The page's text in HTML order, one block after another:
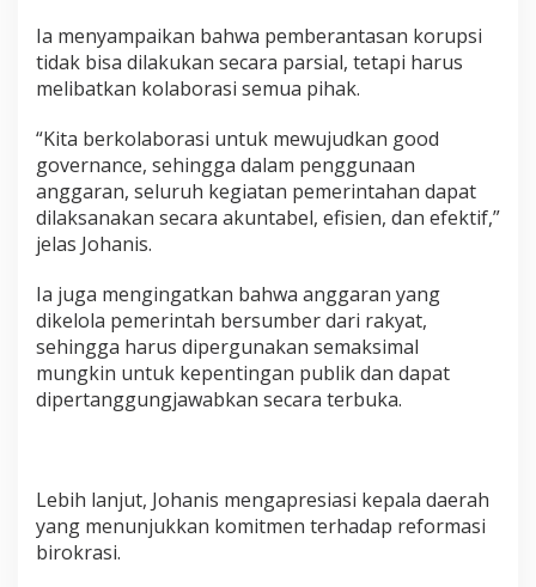
Ia menyampaikan bahwa pemberantasan korupsi
tidak bisa dilakukan secara parsial, tetapi harus
melibatkan kolaborasi semua pihak.
“Kita berkolaborasi untuk mewujudkan good
governance, sehingga dalam penggunaan
anggaran, seluruh kegiatan pemerintahan dapat
dilaksanakan secara akuntabel, efisien, dan efektif,”
jelas Johanis.
Ia juga mengingatkan bahwa anggaran yang
dikelola pemerintah bersumber dari rakyat,
sehingga harus dipergunakan semaksimal
mungkin untuk kepentingan publik dan dapat
dipertanggungjawabkan secara terbuka.
Lebih lanjut, Johanis mengapresiasi kepala daerah
yang menunjukkan komitmen terhadap reformasi
birokrasi.